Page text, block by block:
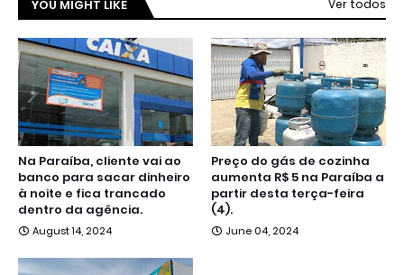
YOU MIGHT LIKE Ver todos
Na Paraíba, cliente vai ao
banco para sacar dinheiro
à noite e fica trancado
dentro da agência.
August 14, 2024
Preço do gás de cozinha
aumenta R$ 5 na Paraíba a
partir desta terça-feira
(4).
June 04, 2024